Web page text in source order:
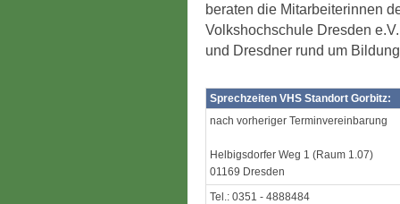
beraten die Mitarbeiterinnen
Volkshochschule Dresden
und Dresdner rund um
Sprechzeiten VHS Standort Gorbitz:
nach vorheriger Terminvereinbarung
Helbigsdorfer Weg 1 (Raum 1.07)
01169 Dresden
Tel.: 0351 - 4888484